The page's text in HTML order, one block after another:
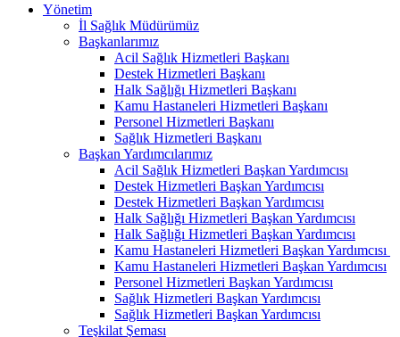
Yönetim
İl Sağlık Müdürümüz
Başkanlarımız
Acil Sağlık Hizmetleri Başkanı
Destek Hizmetleri Başkanı
Halk Sağlığı Hizmetleri Başkanı
Kamu Hastaneleri Hizmetleri Başkanı
Personel Hizmetleri Başkanı
Sağlık Hizmetleri Başkanı
Başkan Yardımcılarımız
Acil Sağlık Hizmetleri Başkan Yardımcısı
Destek Hizmetleri Başkan Yardımcısı
Destek Hizmetleri Başkan Yardımcısı
Halk Sağlığı Hizmetleri Başkan Yardımcısı
Halk Sağlığı Hizmetleri Başkan Yardımcısı
Kamu Hastaneleri Hizmetleri Başkan Yardımcısı ​
Kamu Hastaneleri Hizmetleri Başkan Yardımcısı
Personel Hizmetleri Başkan Yardımcısı
Sağlık Hizmetleri Başkan Yardımcısı
Sağlık Hizmetleri Başkan Yardımcısı
Teşkilat Şeması